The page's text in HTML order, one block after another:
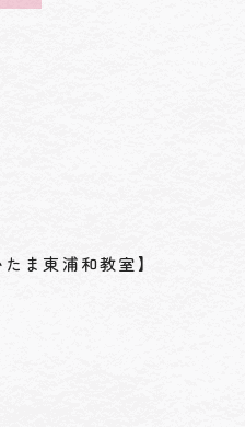
ま東浦和教室】